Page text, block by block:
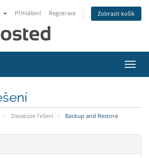
Přihlášení Registrace Zobrazit košík
Databáze řešení Backup and Restore